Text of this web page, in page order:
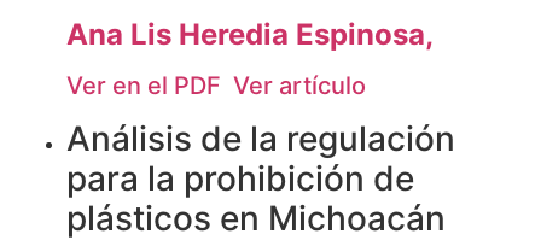
Ana Lis Heredia Espinosa,
Ver en el PDF Ver artículo
Análisis de la regulación
para la prohibición de
plásticos en Michoacán